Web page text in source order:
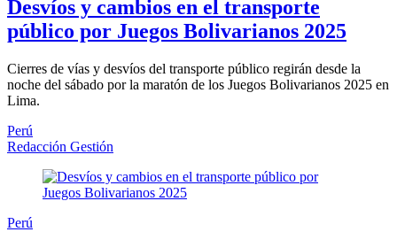
Desvíos y cambios en el transporte
público por Juegos Bolivarianos 2025
Cierres de vías y desvíos del transporte público regirán desde la
noche del sábado por la maratón de los Juegos Bolivarianos 2025 en
Lima.
Perú
Redacción Gestión
Perú